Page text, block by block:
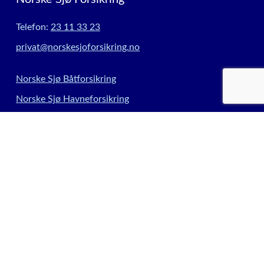
Norske Sjø Båtforsikring
Norske Sjø Havneforsikring
Telefon: 23 11 33 23
privat@norskesjoforsikring.no